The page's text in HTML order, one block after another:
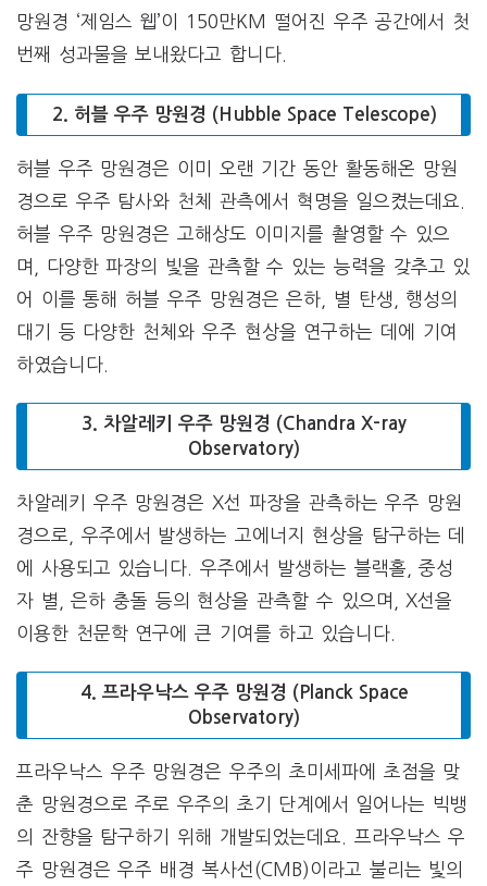
망원경 ‘제임스 웹’이 150만KM 떨어진 우주 공간에서 첫
번째 성과물을 보내왔다고 합니다.
2. 허블 우주 망원경 (Hubble Space Telescope)
허블 우주 망원경은 이미 오랜 기간 동안 활동해온 망원
경으로 우주 탐사와 천체 관측에서 혁명을 일으켰는데요.
허블 우주 망원경은 고해상도 이미지를 촬영할 수 있으
며, 다양한 파장의 빛을 관측할 수 있는 능력을 갖추고 있
어 이를 통해 허블 우주 망원경은 은하, 별 탄생, 행성의
대기 등 다양한 천체와 우주 현상을 연구하는 데에 기여
하였습니다.
3. 차알레키 우주 망원경 (Chandra X-ray
Observatory)
차알레키 우주 망원경은 X선 파장을 관측하는 우주 망원
경으로, 우주에서 발생하는 고에너지 현상을 탐구하는 데
에 사용되고 있습니다. 우주에서 발생하는 블랙홀, 중성
자 별, 은하 충돌 등의 현상을 관측할 수 있으며, X선을
이용한 천문학 연구에 큰 기여를 하고 있습니다.
4. 프라우낙스 우주 망원경 (Planck Space
Observatory)
프라우낙스 우주 망원경은 우주의 초미세파에 초점을 맞
춘 망원경으로 주로 우주의 초기 단계에서 일어나는 빅뱅
의 잔향을 탐구하기 위해 개발되었는데요. 프라우낙스 우
주 망원경은 우주 배경 복사선(CMB)이라고 불리는 빛의